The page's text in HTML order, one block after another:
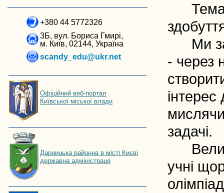
+380 44 5772326
3Б, вул. Бориса Гмирі,
м. Київ, 02144, Україна
scandy_edu@ukr.net
Офіційний веб-портал
Київської міської влади
Дарницька районна в місті Києві
державна адміністраця
Тема
Ми
- через
задачі.
учні